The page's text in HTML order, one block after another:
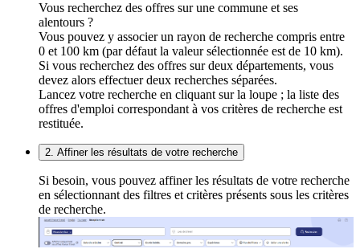
Vous recherchez des offres sur une commune et ses
alentours ?
Vous pouvez y associer un rayon de recherche compris entre
0 et 100 km (par défaut la valeur sélectionnée est de 10 km).
Si vous recherchez des offres sur deux départements, vous
devez alors effectuer deux recherches séparées.
Lancez votre recherche en cliquant sur la loupe ; la liste des
offres d'emploi correspondant à vos critères de recherche est
restituée.
2. Affiner les résultats de votre recherche
Si besoin, vous pouvez affiner les résultats de votre recherche
en sélectionnant des filtres et critères présents sous les critères
de recherche.